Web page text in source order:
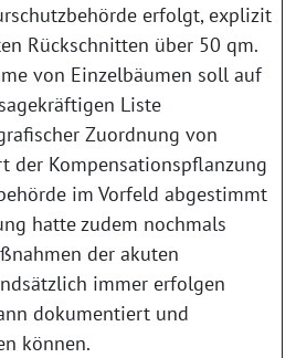
erfolgt, explizit
Rückschnitten über 50 qm.
von Einzelbäumen soll auf
Liste
Zuordnung von
der Kompensationspflanzung
im Vorfeld abgestimmt
hatte zudem nochmals
der akuten
immer erfolgen
dokumentiert und
können.